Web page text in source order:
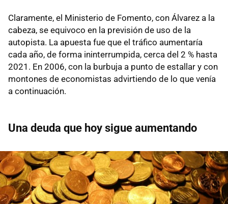
Claramente, el Ministerio de Fomento, con Álvarez a la
cabeza, se equivoco en la previsión de uso de la
autopista. La apuesta fue que el tráfico aumentaría
cada año, de forma ininterrumpida, cerca del 2 % hasta
2021. En 2006, con la burbuja a punto de estallar y con
montones de economistas advirtiendo de lo que venía
a continuación.
Una deuda que hoy sigue aumentando